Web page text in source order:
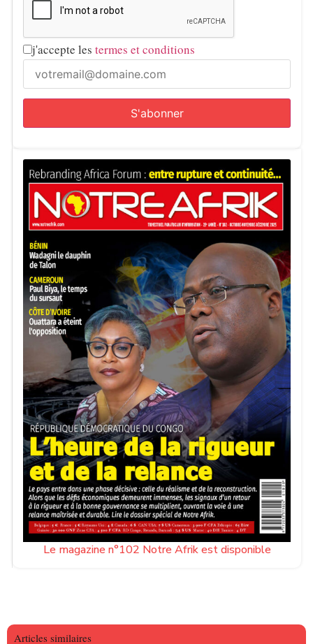
j'accepte les termes et conditions
Le magazine n°102 Notre Afrik est disponible
Articles similaires